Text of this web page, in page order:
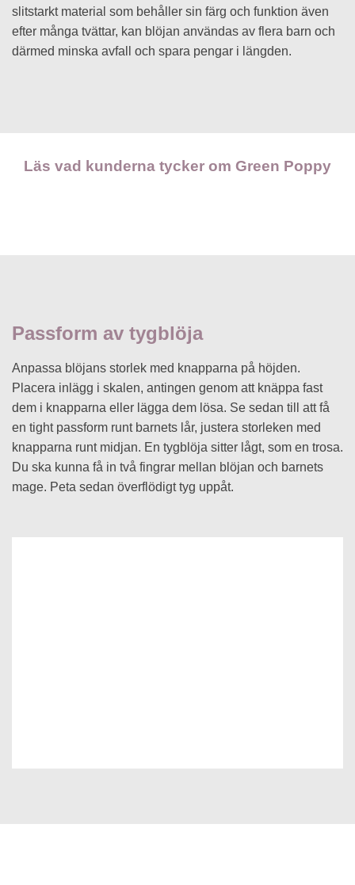
slitstarkt material som behåller sin färg och funktion även
efter många tvättar, kan blöjan användas av flera barn och
därmed minska avfall och spara pengar i längden.
Läs vad kunderna tycker om Green Poppy
Passform av tygblöja
Anpassa blöjans storlek med knapparna på höjden.
Placera inlägg i skalen, antingen genom att knäppa fast
dem i knapparna eller lägga dem lösa. Se sedan till att få
en tight passform runt barnets lår, justera storleken med
knapparna runt midjan. En tygblöja sitter lågt, som en trosa.
Du ska kunna få in två fingrar mellan blöjan och barnets
mage. Peta sedan överflödigt tyg uppåt.